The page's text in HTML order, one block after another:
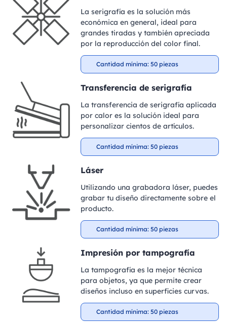
La serigrafía es la solución más
económica en general, ideal para
grandes tiradas y también apreciada
por la reproducción del color final.
Cantidad mínima: 50 piezas
Transferencia de serigrafía
La transferencia de serigrafía aplicada
por calor es la solución ideal para
personalizar cientos de artículos.
Cantidad mínima: 50 piezas
Láser
Utilizando una grabadora láser, puedes
grabar tu diseño directamente sobre el
producto.
Cantidad mínima: 50 piezas
Impresión por tampografía
La tampografía es la mejor técnica
para objetos, ya que permite crear
diseños incluso en superficies curvas.
Cantidad mínima: 50 piezas